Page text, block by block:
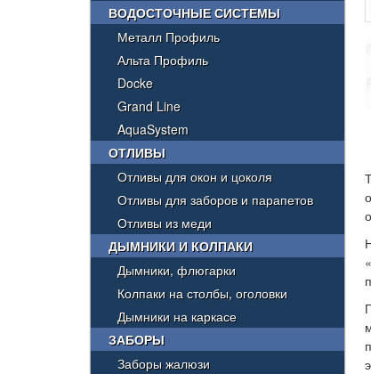
ВОДОСТОЧНЫЕ СИСТЕМЫ
Металл Профиль
Альта Профиль
Docke
Grand Line
AquaSystem
ОТЛИВЫ
Отливы для окон и цоколя
Отливы для заборов и парапетов
Отливы из меди
ДЫМНИКИ И КОЛПАКИ
Дымники, флюгарки
Колпаки на столбы, оголовки
Дымники на каркасе
ЗАБОРЫ
Заборы жалюзи